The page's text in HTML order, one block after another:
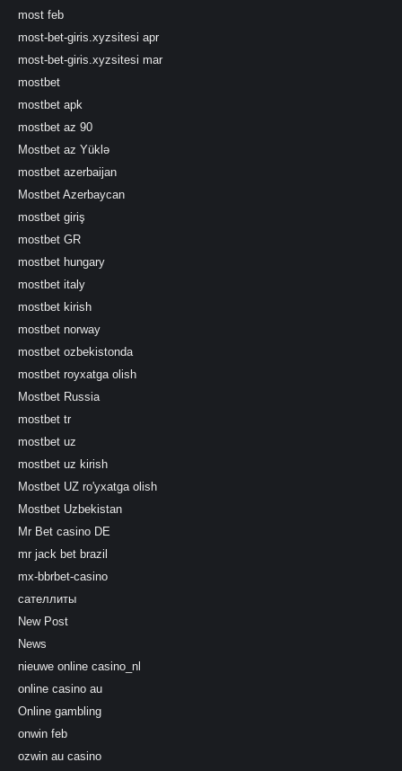
most feb
most-bet-giris.xyzsitesi apr
most-bet-giris.xyzsitesi mar
mostbet
mostbet apk
mostbet az 90
Mostbet az Yüklə
mostbet azerbaijan
Mostbet Azerbaycan
mostbet giriş
mostbet GR
mostbet hungary
mostbet italy
mostbet kirish
mostbet norway
mostbet ozbekistonda
mostbet royxatga olish
Mostbet Russia
mostbet tr
mostbet uz
mostbet uz kirish
Mostbet UZ ro'yxatga olish
Mostbet Uzbekistan
Mr Bet casino DE
mr jack bet brazil
mx-bbrbet-casino
сателлиты
New Post
News
nieuwe online casino_nl
online casino au
Online gambling
onwin feb
ozwin au casino